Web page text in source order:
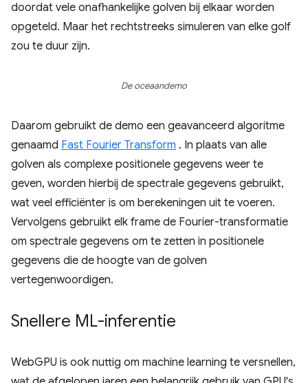
doordat vele onafhankelijke golven bij elkaar worden
opgeteld. Maar het rechtstreeks simuleren van elke golf
zou te duur zijn.
De oceaandemo
Daarom gebruikt de demo een geavanceerd algoritme
genaamd Fast Fourier Transform . In plaats van alle
golven als complexe positionele gegevens weer te
geven, worden hierbij de spectrale gegevens gebruikt,
wat veel efficiënter is om berekeningen uit te voeren.
Vervolgens gebruikt elk frame de Fourier-transformatie
om spectrale gegevens om te zetten in positionele
gegevens die de hoogte van de golven
vertegenwoordigen.
Snellere ML-inferentie
WebGPU is ook nuttig om machine learning te versnellen,